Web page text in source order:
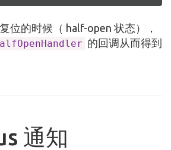
位的时候（ half-open 状态），
的回调从而得到
通知